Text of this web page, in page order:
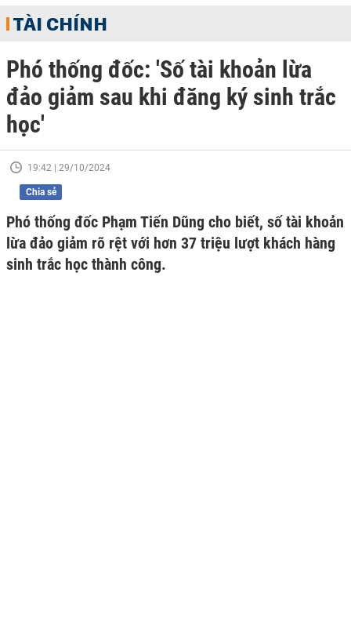
TÀI CHÍNH
Phó thống đốc: 'Số tài khoản lừa
đảo giảm sau khi đăng ký sinh trắc
học'
19:42 | 29/10/2024
Chia sẻ
Phó thống đốc Phạm Tiến Dũng cho biết, số tài khoản
lừa đảo giảm rõ rệt với hơn 37 triệu lượt khách hàng
sinh trắc học thành công.